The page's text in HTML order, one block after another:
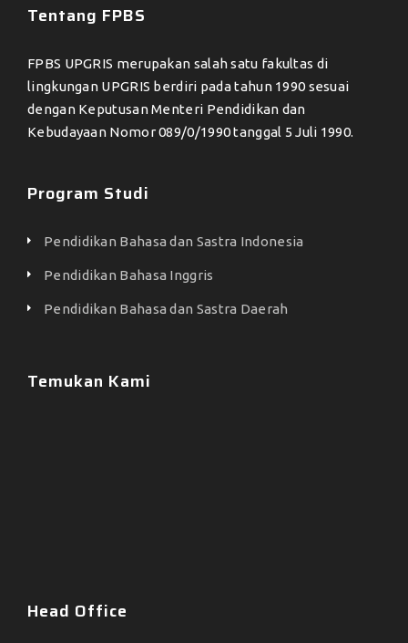
Tentang FPBS
FPBS UPGRIS merupakan salah satu fakultas di
lingkungan UPGRIS berdiri pada tahun 1990 sesuai
dengan Keputusan Menteri Pendidikan dan
Kebudayaan Nomor 089/0/1990 tanggal 5 Juli 1990.
Program Studi
Pendidikan Bahasa dan Sastra Indonesia
Pendidikan Bahasa Inggris
Pendidikan Bahasa dan Sastra Daerah
Temukan Kami
Head Office